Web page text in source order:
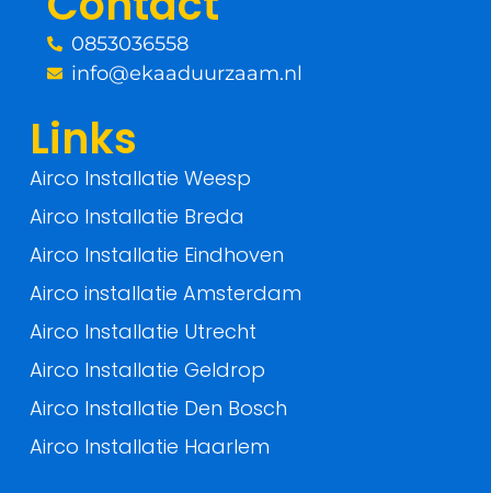
k
-
0853036558
info@ekaaduurzaam.nl
Links
Airco Installatie Weesp
Airco Installatie Breda
Airco Installatie Eindhoven
Airco installatie Amsterdam
Airco Installatie Utrecht
Airco Installatie Geldrop
Airco Installatie Den Bosch
Airco Installatie Haarlem